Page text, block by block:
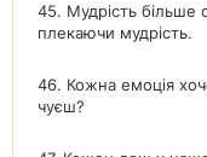
45. Мудрість більше
плекаючи мудрість.
46. Кожна емоція
чуєш?